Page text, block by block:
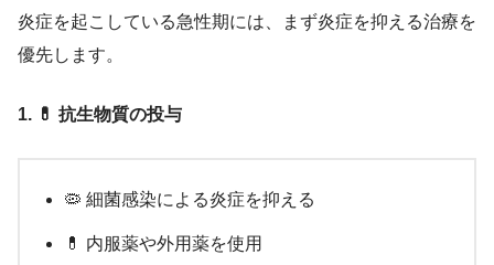
炎症を起こしている急性期には、まず炎症を抑える治療を
優先します。
1. 💊 抗生物質の投与
🦠 細菌感染による炎症を抑える
💊 内服薬や外用薬を使用